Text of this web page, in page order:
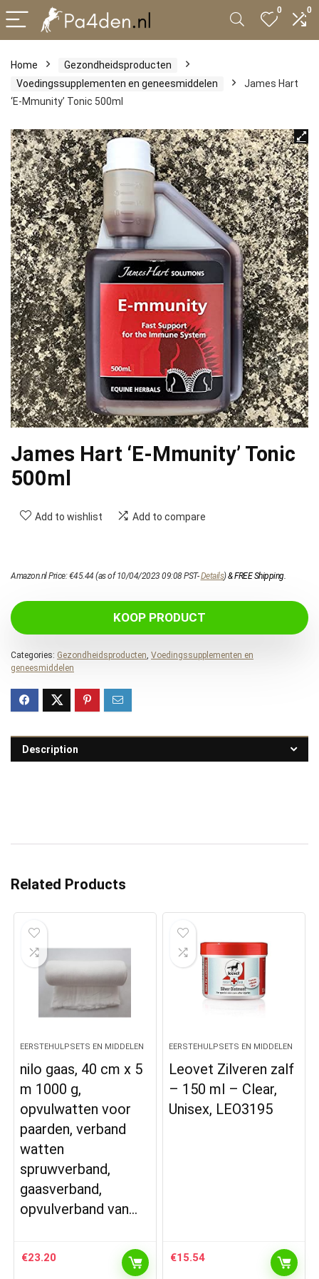
0 0
Home
Gezondheidsproducten
Voedingssupplementen en geneesmiddelen
James Hart
‘E-Mmunity’ Tonic 500ml
James Hart ‘E-Mmunity’ Tonic
500ml
Add to wishlist Add to compare
Amazon.nl Price:€45.44 (as of 10/04/2023 09:08 PST-Details)&FREE Shipping.
KOOP PRODUCT
Categories: Gezondheidsproducten, Voedingssupplementen en
geneesmiddelen
Description
Related Products
EERSTEHULPSETS EN MIDDELEN
nilo gaas, 40 cm x 5
m 1000 g,
opvulwatten voor
paarden, verband
watten
spruwverband,
gaasverband,
opvulverband van…
€23.20
EERSTEHULPSETS EN MIDDELEN
Leovet Zilveren zalf
– 150 ml – Clear,
Unisex, LEO3195
€15.54